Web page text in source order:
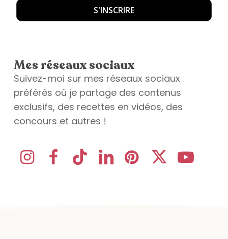
Mes réseaux sociaux
Suivez-moi sur mes réseaux sociaux
préférés où je partage des contenus
exclusifs, des recettes en vidéos, des
concours et autres !